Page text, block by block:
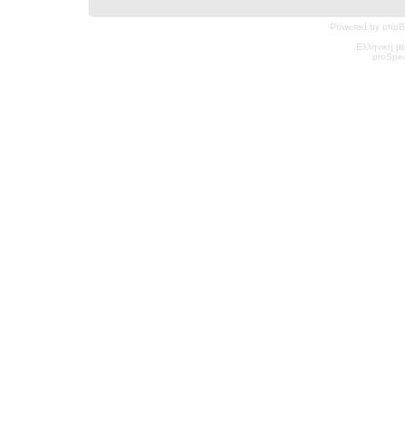
Powered by
Ελληνική
pro